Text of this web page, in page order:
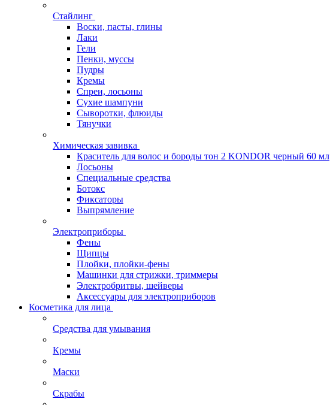
Стайлинг
Воски, пасты, глины
Лаки
Гели
Пенки, муссы
Пудры
Кремы
Спреи, лосьоны
Сухие шампуни
Сыворотки, флюиды
Тянучки
Химическая завивка
Краситель для волос и бороды тон 2 KONDOR черный 60 мл
Лосьоны
Специальные средства
Ботокс
Фиксаторы
Выпрямление
Электроприборы
Фены
Щипцы
Плойки, плойки-фены
Машинки для стрижки, триммеры
Электробритвы, шейверы
Аксессуары для электроприборов
Косметика для лица
Средства для умывания
Кремы
Маски
Скрабы